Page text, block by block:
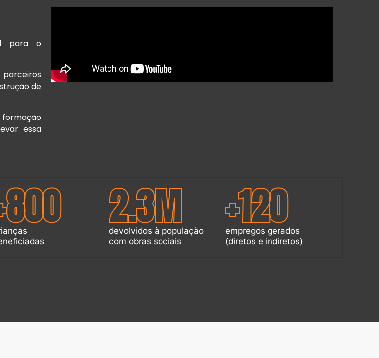
para o
de
essa
800
devolvidos à população
com obras sociais
2.3M
empregos gerados
(diretos e indiretos)
+120